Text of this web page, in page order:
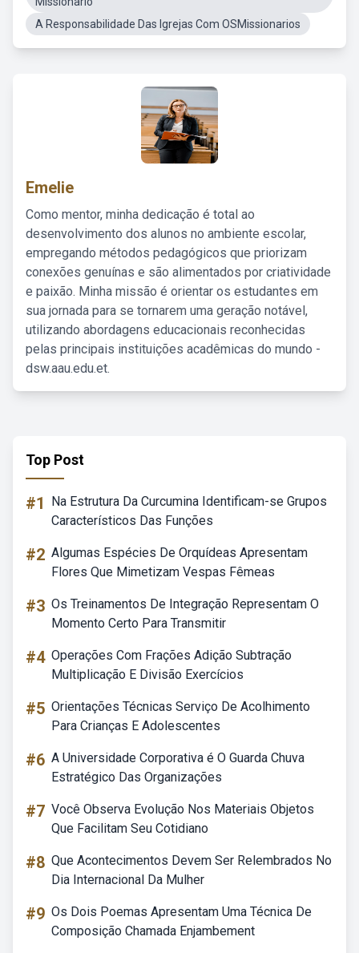
A Responsabilidade Das Igrejas Com OSMissionarios
Emelie
Como mentor, minha dedicação é total ao
desenvolvimento dos alunos no ambiente escolar,
empregando métodos pedagógicos que priorizam
conexões genuínas e são alimentados por criatividade
e paixão. Minha missão é orientar os estudantes em
sua jornada para se tornarem uma geração notável,
utilizando abordagens educacionais reconhecidas
pelas principais instituições acadêmicas do mundo -
dsw.aau.edu.et.
Top Post
#1
Na Estrutura Da Curcumina Identificam-se Grupos
Característicos Das Funções
#2 Algumas Espécies De Orquídeas Apresentam
Flores Que Mimetizam Vespas Fêmeas
#3 Os Treinamentos De Integração Representam O
Momento Certo Para Transmitir
#4 Operações Com Frações Adição Subtração
Multiplicação E Divisão Exercícios
#5 Orientações Técnicas Serviço De Acolhimento
Para Crianças E Adolescentes
#6 A Universidade Corporativa é O Guarda Chuva
Estratégico Das Organizações
#7 Você Observa Evolução Nos Materiais Objetos
Que Facilitam Seu Cotidiano
#8 Que Acontecimentos Devem Ser Relembrados No
Dia Internacional Da Mulher
#9 Os Dois Poemas Apresentam Uma Técnica De
Composição Chamada Enjambement